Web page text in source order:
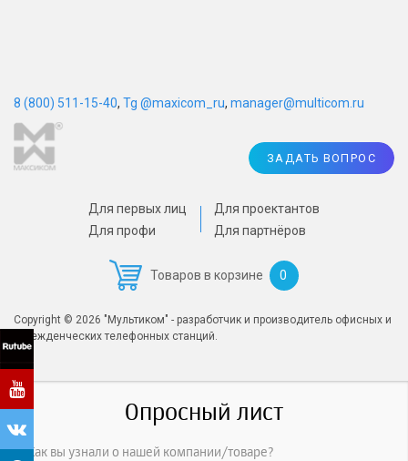
Для первых лиц
Для профи
Для проектантов
Для партнёров
Товаров в корзине 0
ЗАДАТЬ ВОПРОС
Copyright © 2026 "Мультиком" - разработчик и производитель офисных и
учрежденческих телефонных станций.
8 (800) 511-15-40, Tg @maxicom_ru, manager@multicom.ru
Опросный лист
Как вы узнали о нашей компании/товаре?